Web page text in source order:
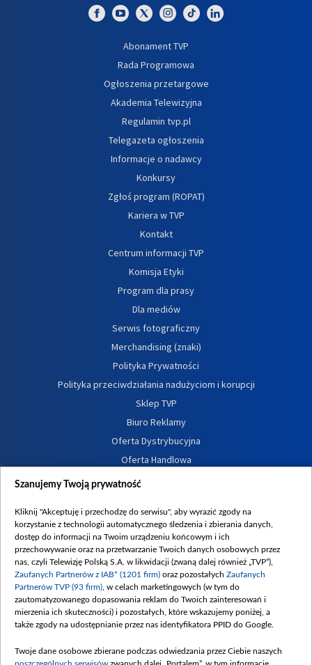
Abonament TVP
Rada Programowa
Ogłoszenia przetargowe
Akademia Telewizyjna
Regulamin tvp.pl
Telegazeta ogłoszenia
Informacje o nadawcy
Konkursy
Zgłoś program (ROPAT)
Kariera w TVP
Kontakt
Centrum informacji TVP
Komisja Etyki
Program dla prasy
Dla mediów
Serwis fotograficzny
Merchandising (znaki)
Polityka Prywatności
Polityka przeciwdziałania nadużyciom i korupcji
Sklep TVP
Biuro Reklamy
Oferta Dystrybucyjna
Oferta Handlowa
Dostępność
Procedura zgłoszeń wewnętrznych
Szanujemy Twoją prywatność
Kliknij "Akceptuję i przechodzę do serwisu", aby wyrazić zgody na
korzystanie z technologii automatycznego śledzenia i zbierania danych,
dostęp do informacji na Twoim urządzeniu końcowym i ich
przechowywanie oraz na przetwarzanie Twoich danych osobowych przez
nas, czyli Telewizję Polską S.A. w likwidacji (zwaną dalej również „TVP”),
Zaufanych Partnerów z IAB* (1201 firm) oraz pozostałych Zaufanych
Partnerów TVP (93 firm) , w celach marketingowych (w tym do
zautomatyzowanego dopasowania reklam do Twoich zainteresowań i
mierzenia ich skuteczności) i pozostałych, które wskazujemy poniżej, a
także zgody na udostępnianie przez nas identyfikatora PPID do Google.
Twoje dane osobowe zbierane podczas odwiedzania przez Ciebie naszych